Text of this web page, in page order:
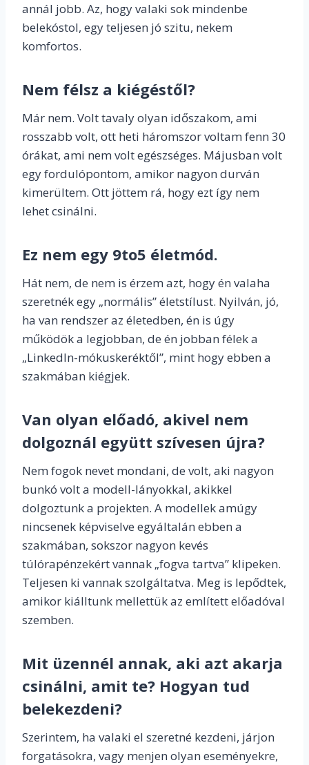
annál jobb. Az, hogy valaki sok mindenbe
belekóstol, egy teljesen jó szitu, nekem
komfortos.
Nem félsz a kiégéstől?
Már nem. Volt tavaly olyan időszakom, ami
rosszabb volt, ott heti háromszor voltam fenn 30
órákat, ami nem volt egészséges. Májusban volt
egy fordulópontom, amikor nagyon durván
kimerültem. Ott jöttem rá, hogy ezt így nem
lehet csinálni.
Ez nem egy 9to5 életmód.
Hát nem, de nem is érzem azt, hogy én valaha
szeretnék egy „normális” életstílust. Nyilván, jó,
ha van rendszer az életedben, én is úgy
működök a legjobban, de én jobban félek a
„LinkedIn-mókuskeréktől”, mint hogy ebben a
szakmában kiégjek.
Van olyan előadó, akivel nem
dolgoznál együtt szívesen újra?
Nem fogok nevet mondani, de volt, aki nagyon
bunkó volt a modell-lányokkal, akikkel
dolgoztunk a projekten. A modellek amúgy
nincsenek képviselve egyáltalán ebben a
szakmában, sokszor nagyon kevés
túlórapénzekért vannak „fogva tartva” klipeken.
Teljesen ki vannak szolgáltatva. Meg is lepődtek,
amikor kiálltunk mellettük az említett előadóval
szemben.
Mit üzennél annak, aki azt akarja
csinálni, amit te? Hogyan tud
belekezdeni?
Szerintem, ha valaki el szeretné kezdeni, járjon
forgatásokra, vagy menjen olyan eseményekre,